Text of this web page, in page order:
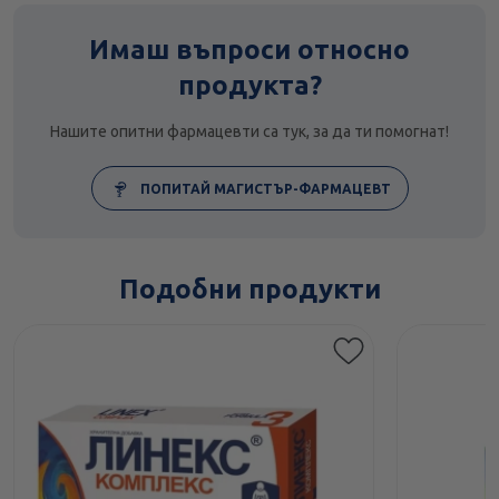
Имаш въпроси относно
продукта?
Нашите опитни фармацевти са тук, за да ти помогнат!
ПОПИТАЙ МАГИСТЪР-ФАРМАЦЕВТ
Подобни продукти